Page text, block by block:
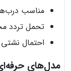
مناسب
تحمل تردد
احتمال
مدل‌های